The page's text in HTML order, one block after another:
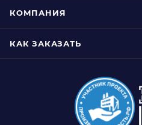
КОМПАНИЯ
КАК ЗАКАЗАТЬ